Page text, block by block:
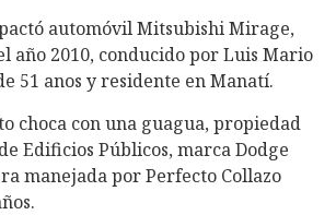
automóvil Mitsubishi Mirage,
año 2010, conducido por Luis Mario
51 anos y residente en Manatí.
choca con una guagua, propiedad
Edificios Públicos, marca Dodge
manejada por Perfecto Collazo